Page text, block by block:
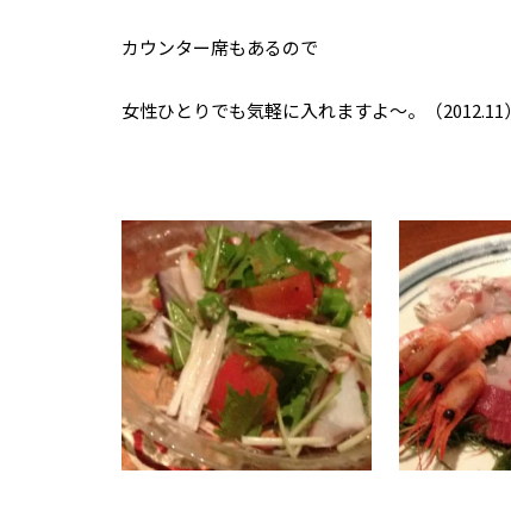
カウンター席もあるので
女性ひとりでも気軽に入れますよ～。（2012.11）